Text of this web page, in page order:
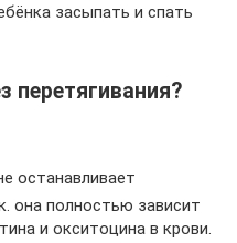
засыпать и спать
перетягивания?
останавливает
она полностью зависит
и окситоцина в крови.